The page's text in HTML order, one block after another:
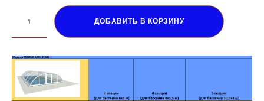
ДОБАВИТЬ В КОРЗИНУ